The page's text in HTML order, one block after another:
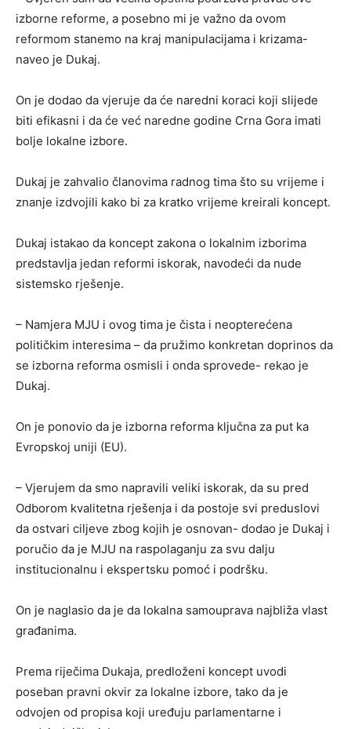
izborne reforme, a posebno mi je važno da ovom
reformom stanemo na kraj manipulacijama i krizama-
naveo je Dukaj.
On je dodao da vjeruje da će naredni koraci koji slijede
biti efikasni i da će već naredne godine Crna Gora imati
bolje lokalne izbore.
Dukaj je zahvalio članovima radnog tima što su vrijeme i
znanje izdvojili kako bi za kratko vrijeme kreirali koncept.
Dukaj istakao da koncept zakona o lokalnim izborima
predstavlja jedan reformi iskorak, navodeći da nude
sistemsko rješenje.
– Namjera MJU i ovog tima je čista i neopterećena
političkim interesima – da pružimo konkretan doprinos da
se izborna reforma osmisli i onda sprovede- rekao je
Dukaj.
On je ponovio da je izborna reforma ključna za put ka
Evropskoj uniji (EU).
– Vjerujem da smo napravili veliki iskorak, da su pred
Odborom kvalitetna rješenja i da postoje svi preduslovi
da ostvari ciljeve zbog kojih je osnovan- dodao je Dukaj i
poručio da je MJU na raspolaganju za svu dalju
institucionalnu i ekspertsku pomoć i podršku.
On je naglasio da je da lokalna samouprava najbliža vlast
građanima.
Prema riječima Dukaja, predloženi koncept uvodi
poseban pravni okvir za lokalne izbore, tako da je
odvojen od propisa koji uređuju parlamentarne i